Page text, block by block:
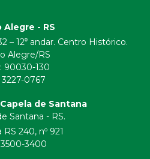
Alegre - RS
– 12⁰ andar. Centro Histórico.
Alegre/RS
90030-130
3227-0767
de Santana
Santana - RS.
240, nº 921
3500-3400